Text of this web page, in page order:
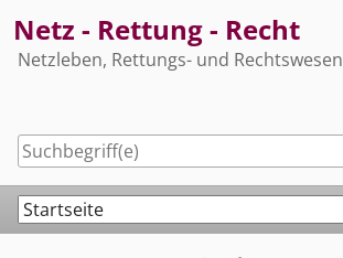
to
content
Netz - Rettung - Recht
Netzleben, Rettungs- und Rechtswesen
Navigation